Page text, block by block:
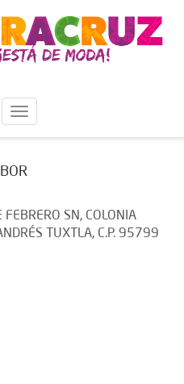
FEBRERO SN, COLONIA
TUXTLA, C.P. 95799